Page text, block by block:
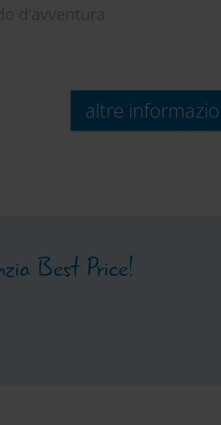
d'avventura
sul Lago di
altre
Best Price!